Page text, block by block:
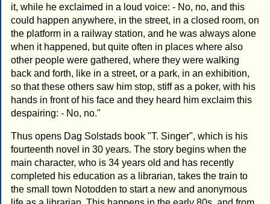
it, while he exclaimed in a loud voice: - No, no, and this
could happen anywhere, in the street, in a closed room, on
the platform in a railway station, and he was always alone
when it happened, but quite often in places where also
other people were gathered, where they were walking
back and forth, like in a street, or a park, in an exhibition,
so that these others saw him stop, stiff as a poker, with his
hands in front of his face and they heard him exclaim this
despairing: - No, no."
Thus opens Dag Solstads book "T. Singer", which is his
fourteenth novel in 30 years. The story begins when the
main character, who is 34 years old and has recently
completed his education as a librarian, takes the train to
the small town Notodden to start a new and anonymous